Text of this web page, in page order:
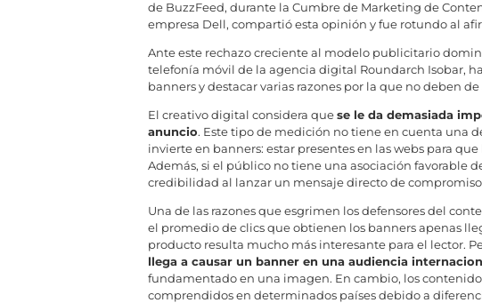
de BuzzFeed, durante la Cumbre de Marketing de
empresa Dell, compartió esta opinión y fue rotundo al
Ante este rechazo creciente al modelo publicitario
telefonía móvil de la agencia digital Roundarch Isobar,
banners y destacar varias razones por la que no deben
El creativo digital considera que se le da demasiada
anuncio. Este tipo de medición no tiene en cuenta una
invierte en banners: estar presentes en las webs para que
Además, si el público no tiene una asociación favorable
credibilidad al lanzar un mensaje directo de
Una de las razones que esgrimen los defensores del
el promedio de clics que obtienen los banners apenas
producto resulta mucho más interesante para el lector.
llega a causar un banner en una audiencia
fundamentado en una imagen. En cambio, los
comprendidos en determinados países debido a